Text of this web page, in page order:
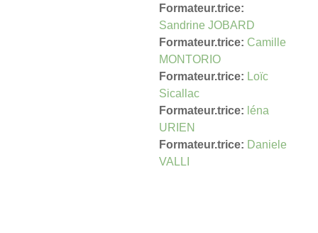
Formateur.trice:
Sandrine JOBARD
Formateur.trice: Camille
MONTORIO
Formateur.trice: Loïc
Sicallac
Formateur.trice: léna
URIEN
Formateur.trice: Daniele
VALLI